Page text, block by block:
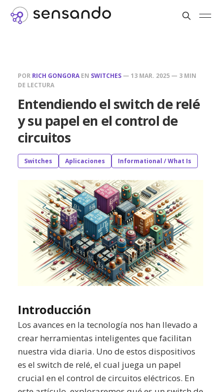
POR RICH GONGORA EN SWITCHES — 13 MAR. 2025 — 3 MIN
DE LECTURA
Entendiendo el switch de relé
y su papel en el control de
circuitos
Switches Aplicaciones Informational / What Is
Introducción
Los avances en la tecnología nos han llevado a
crear herramientas inteligentes que facilitan
nuestra vida diaria. Uno de estos dispositivos
es el switch de relé, el cual juega un papel
crucial en el control de circuitos eléctricos. En